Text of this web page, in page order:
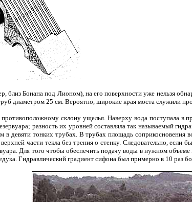
близ Бонана под Лионом), на его поверхности уже нельзя
диаметром 25 см. Вероятно, широкие края моста служили
склону ущелья. Наверху вода поступала
разность их уровней составляла так называемый
в девяти тонких трубах. В трубах площадь
верхней части текла без трения о стенку. Следовательно,
Для того чтобы обеспечить подачу воды в нужном
Гидравлический градиент сифона был примерно в 10 раз